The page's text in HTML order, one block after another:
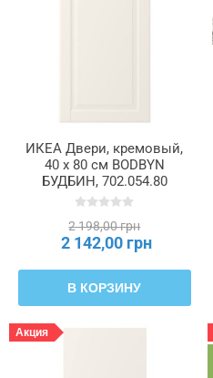
ИКЕА Двери, кремовый,
40 x 80 см BODBYN
БУДБИН, 702.054.80
2 198,00 грн
2 142,00 грн
В КОРЗИНУ
Акция